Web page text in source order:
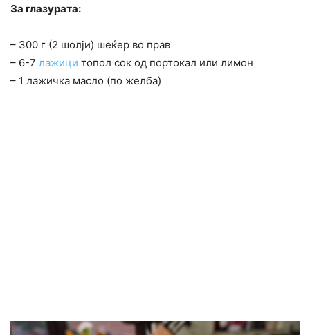
За глазурата:
– 300 г (2 шолји) шеќер во прав
– 6-7 лажици топол сок од портокал или лимон
– 1 лажичка масло (по желба)